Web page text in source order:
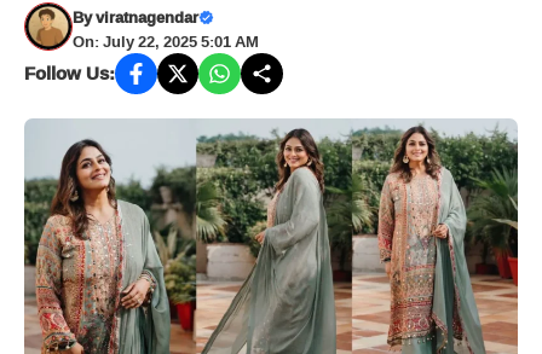
Byviratnagendar
On: July 22, 2025 5:01 AM
Follow Us: